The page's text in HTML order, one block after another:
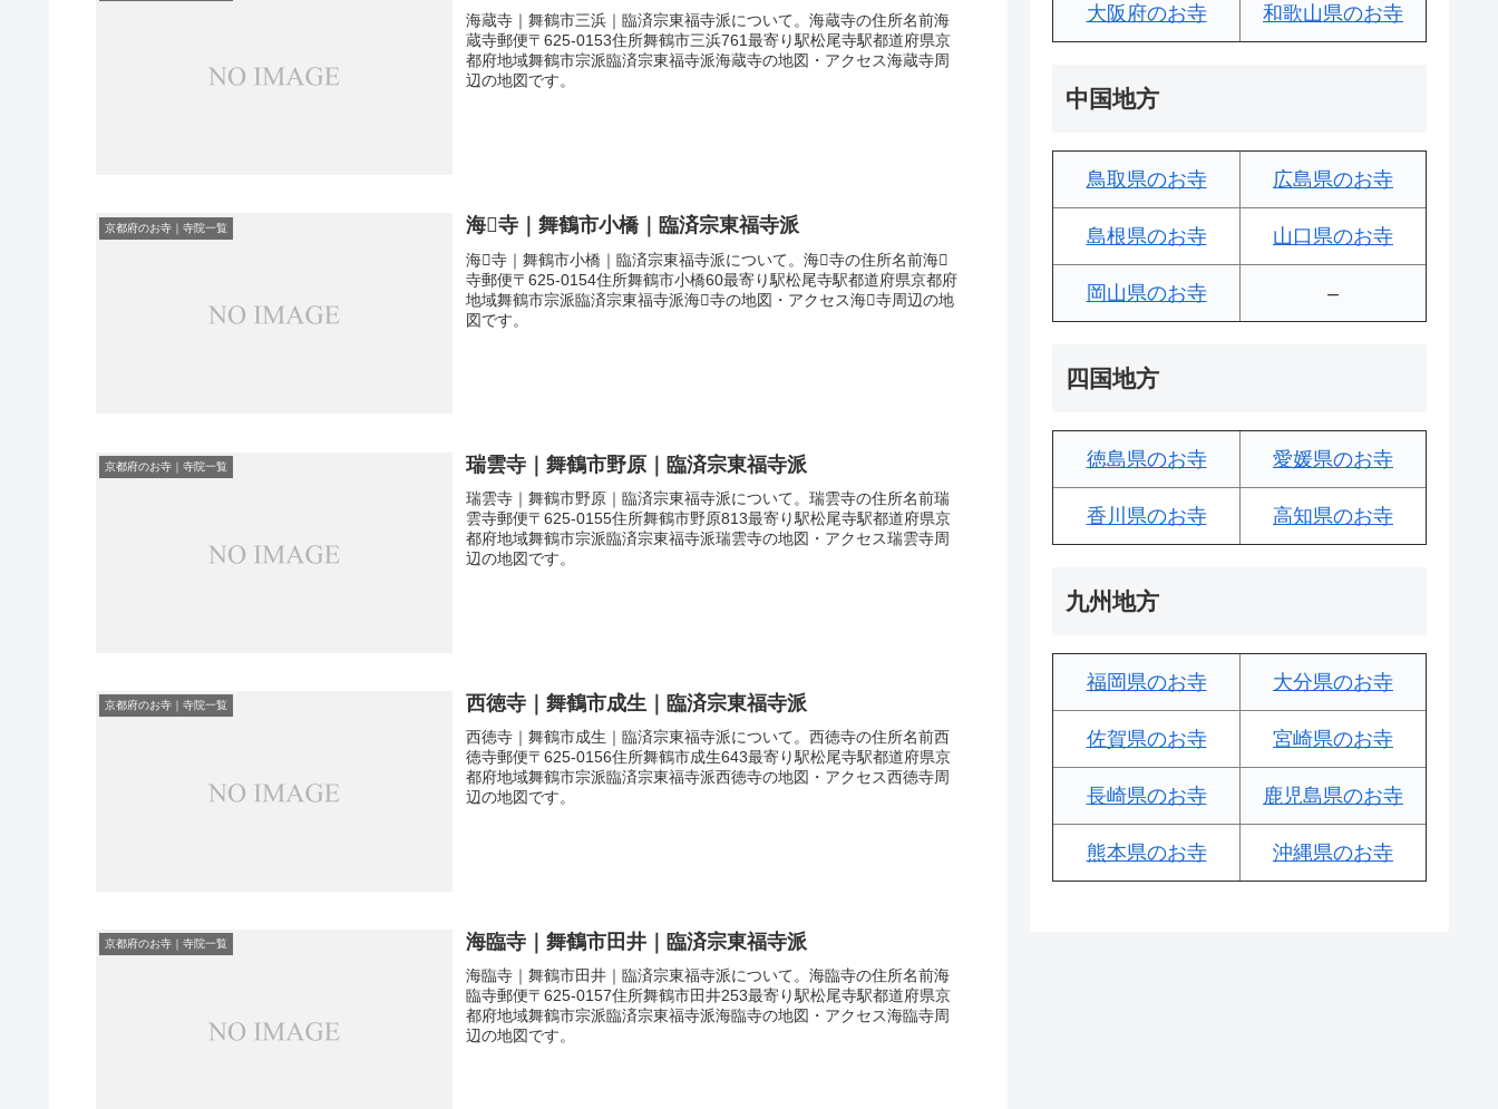
海蔵寺｜舞鶴市三浜｜臨済宗東福寺派について。海蔵寺の住所名前海
蔵寺郵便〒625-0153住所舞鶴市三浜761最寄り駅松尾寺駅都道府県京
都府地域舞鶴市宗派臨済宗東福寺派海蔵寺の地図・アクセス海蔵寺周
辺の地図です。
京都府のお寺｜寺院一覧 海寺｜舞鶴市小橋｜臨済宗東福寺派
海寺｜舞鶴市小橋｜臨済宗東福寺派について。海寺の住所名前海
寺郵便〒625-0154住所舞鶴市小橋60最寄り駅松尾寺駅都道府県京都府
地域舞鶴市宗派臨済宗東福寺派海寺の地図・アクセス海寺周辺の地
図です。
京都府のお寺｜寺院一覧 瑞雲寺｜舞鶴市野原｜臨済宗東福寺派
瑞雲寺｜舞鶴市野原｜臨済宗東福寺派について。瑞雲寺の住所名前瑞
雲寺郵便〒625-0155住所舞鶴市野原813最寄り駅松尾寺駅都道府県京
都府地域舞鶴市宗派臨済宗東福寺派瑞雲寺の地図・アクセス瑞雲寺周
辺の地図です。
京都府のお寺｜寺院一覧 西徳寺｜舞鶴市成生｜臨済宗東福寺派
西徳寺｜舞鶴市成生｜臨済宗東福寺派について。西徳寺の住所名前西
徳寺郵便〒625-0156住所舞鶴市成生643最寄り駅松尾寺駅都道府県京
都府地域舞鶴市宗派臨済宗東福寺派西徳寺の地図・アクセス西徳寺周
辺の地図です。
京都府のお寺｜寺院一覧 海臨寺｜舞鶴市田井｜臨済宗東福寺派
海臨寺｜舞鶴市田井｜臨済宗東福寺派について。海臨寺の住所名前海
臨寺郵便〒625-0157住所舞鶴市田井253最寄り駅松尾寺駅都道府県京
都府地域舞鶴市宗派臨済宗東福寺派海臨寺の地図・アクセス海臨寺周
辺の地図です。
大阪府のお寺 和歌山県のお寺
中国地方
鳥取県のお寺 広島県のお寺
島根県のお寺 山口県のお寺
岡山県のお寺 –
四国地方
徳島県のお寺 愛媛県のお寺
香川県のお寺 高知県のお寺
九州地方
福岡県のお寺 大分県のお寺
佐賀県のお寺 宮崎県のお寺
長崎県のお寺 鹿児島県のお寺
熊本県のお寺 沖縄県のお寺